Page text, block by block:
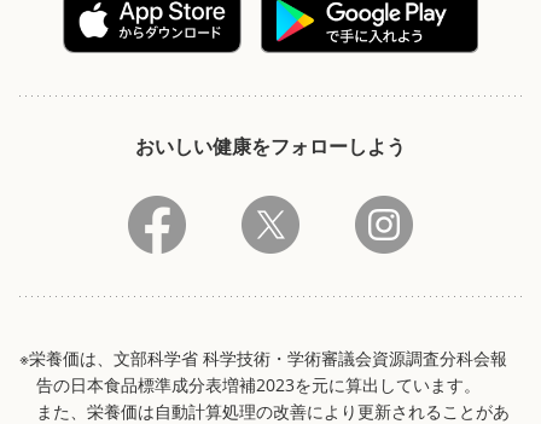
おいしい健康をフォローしよう
※栄養価は、文部科学省 科学技術・学術審議会資源調査分科会報
告の日本食品標準成分表増補2023を元に算出しています。
また、栄養価は自動計算処理の改善により更新されることがあ